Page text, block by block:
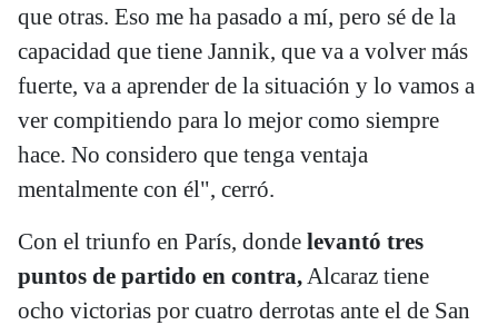
que otras. Eso me ha pasado a mí, pero sé de la
capacidad que tiene Jannik, que va a volver más
fuerte, va a aprender de la situación y lo vamos a
ver compitiendo para lo mejor como siempre
hace. No considero que tenga ventaja
mentalmente con él", cerró.
Con el triunfo en París, donde levantó tres
puntos de partido en contra,Alcaraz tiene
ocho victorias por cuatro derrotas ante el de San